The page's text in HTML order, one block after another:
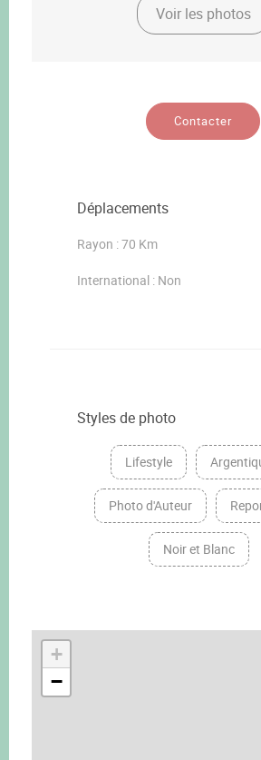
Voir les photos
Contacter
Déplacements
Rayon : 70 Km
International : Non
Styles de photo
Lifestyle
Photo d'Auteur
Noir et Blanc
+
−